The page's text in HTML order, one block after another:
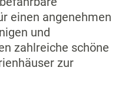
einen angenehmen
und
zahlreiche schöne
zur